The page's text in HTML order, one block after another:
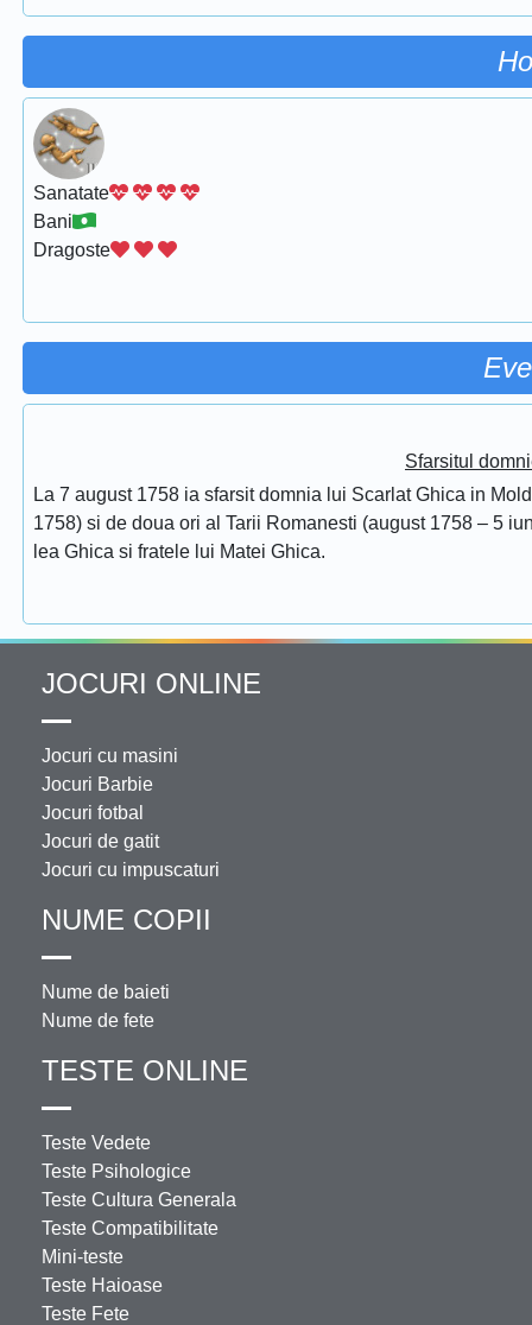
Sanatate
Bani
Dragoste
Sfarsitul
La 7 august 1758 ia sfarsit domnia lui Scarlat Ghica in
1758) si de doua ori al Tarii Romanesti (august 1758 – 5
lea Ghica si fratele lui Matei Ghica.
JOCURI ONLINE
Jocuri cu masini
Jocuri Barbie
Jocuri fotbal
Jocuri de gatit
Jocuri cu impuscaturi
NUME COPII
Nume de baieti
Nume de fete
TESTE ONLINE
Teste Vedete
Teste Psihologice
Teste Cultura Generala
Teste Compatibilitate
Mini-teste
Teste Haioase
Teste Fete